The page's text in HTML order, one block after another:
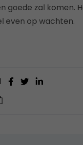
goede zal komen.
even op wachten.